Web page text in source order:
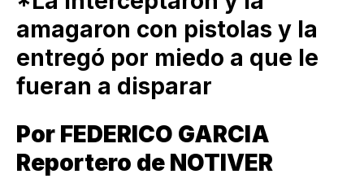
amagaron con pistolas y la
entregó por miedo a que le
fueran a disparar
Por FEDERICO GARCIA
Reportero de NOTIVER